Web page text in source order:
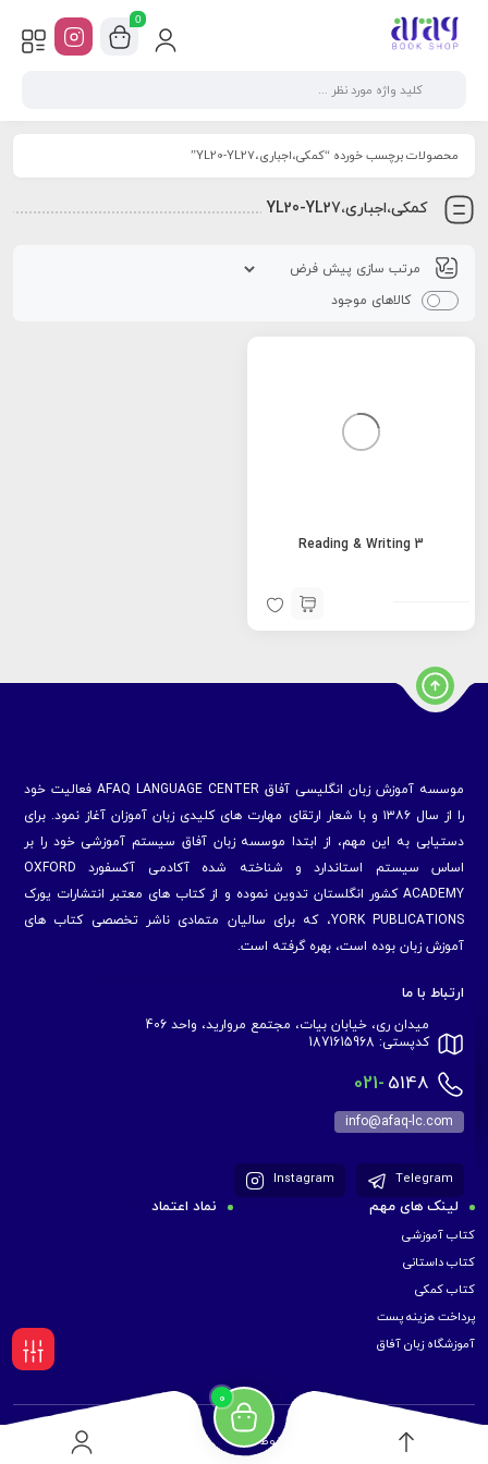
0
محصولات برچسب خورده “کمکی،اجباری،YL20-YL27”
کمکی،اجباری،YL20-YL27
کالاهای موجود
Reading & Writing 3
0
موسسه آموزش زبان انگلیسی آفاق AFAQ LANGUAGE CENTER فعالیت خود
را از سال ۱۳۸۶ و با شعار ارتقای مهارت های کلیدی زبان آموزان آغاز نمود. برای
دستیابی به این مهم، از ابتدا موسسه زبان آفاق سیستم آموزشی خود را بر
اساس سیستم استاندارد و شناخته شده آکادمی آکسفورد OXFORD
ACADEMY کشور انگلستان تدوین نموده و از کتاب های معتبر انتشارات یورک
YORK PUBLICATIONS، که برای سالیان متمادی ناشر تخصصی کتاب های
آموزش زبان بوده است، بهره گرفته است.
ارتباط با ما
میدان ری، خیابان بیات، مجتمع مروارید، واحد 406
کدپستی: 1871615968
021- 5148
info@afaq-lc.com
Telegram
Instagram
لینک های مهم
کتاب آموزشی
کتاب داستانی
کتاب کمکی
پرداخت هزینه پست
آموزشگاه زبان آفاق
نماد اعتماد
کلیه حقوق برای موسسه زبان آفاق محفوظ است.